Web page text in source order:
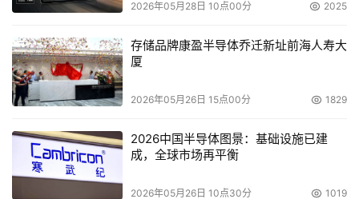
解读前沿趋势，分享创新成果
近年来，韩国在数据中心建设和AI发展方面取得了显著进
领域中占据重要地位。随着AI技术的快速发展，数据中心对
网络传输系统的要求也越来越高。
2026年05月28日 10点00分 2025
存储品牌康盈半导体乔迁新址前海人寿大
厦
2026年05月26日 15点00分 1829
2026中国半导体图景：基础设施已建
成，全球市场再平衡
2026年05月26日 10点30分 1019